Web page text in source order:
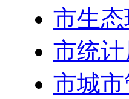
市生
市统计
市城